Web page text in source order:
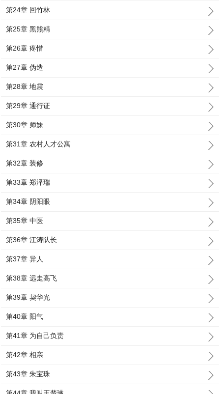
第24章 回竹林
第25章 黑熊精
第26章 疼惜
第27章 伪造
第28章 地震
第29章 通行证
第30章 师妹
第31章 农村人才公寓
第32章 装修
第33章 郑泽瑞
第34章 阴阳眼
第35章 中医
第36章 江涛队长
第37章 异人
第38章 远走高飞
第39章 契华光
第40章 阳气
第41章 为自己负责
第42章 相亲
第43章 朱宝珠